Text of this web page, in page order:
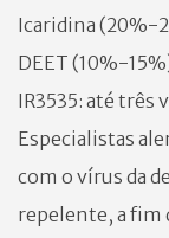
Icaridina (20%-
DEET (10%-
IR3535: até três
Especialistas
com o vírus da
repelente, a fim